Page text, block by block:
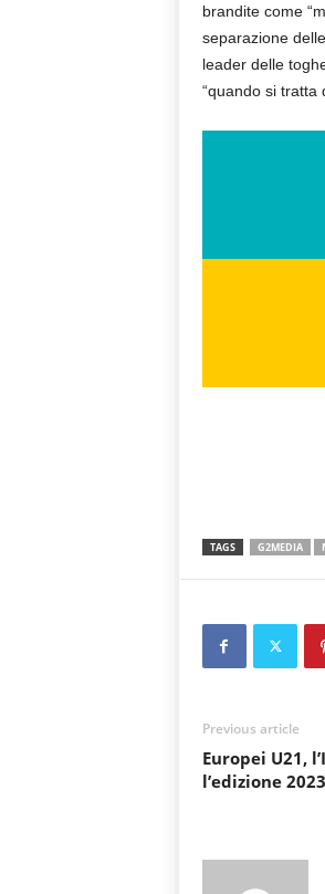
brandite come
separazione
leader delle
“quando si tratta
TAGS G2MEDIA
Previous article
Europei U21,
l’edizione 2023